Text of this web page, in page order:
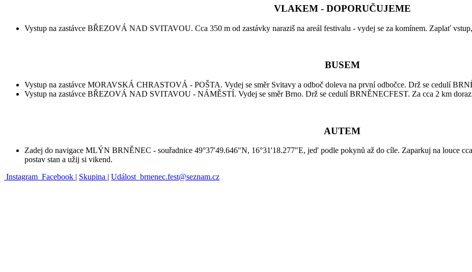
VLAKEM - DOPORUČUJEME
Vystup na zastávce BŘEZOVÁ NAD SVITAVOU. Cca 350 m od zastávky naraziš na areál festivalu - vydej se za komínem. Zaplať
BUSEM
Vystup na zastávce MORAVSKÁ CHRASTOVÁ - POŠTA. Vydej se směr Svitavy a odboč doleva na první odbočce. Drž se cedulí
Vystup na zastávce BŘEZOVÁ NAD SVITAVOU - NÁMĚSTÍ. Vydej se směr Brno. Drž se cedulí BRNĚNECFEST. Za cca 2 km
AUTEM
Zadej do navigace MLÝN BRNĚNEC - souřadnice 49°37'49.646"N, 16°31'18.277"E, jed' podle pokynů až do cíle. Zaparkuj na louce
postav stan a užij si vikend.
Instagram Facebook | Skupina | Událost brnenec.fest@seznam.cz